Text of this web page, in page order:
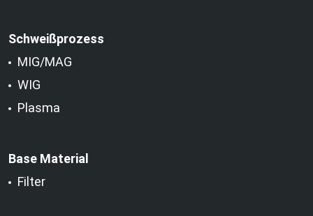
Schweißprozess
MIG/MAG
WIG
Plasma
Base Material
Filter